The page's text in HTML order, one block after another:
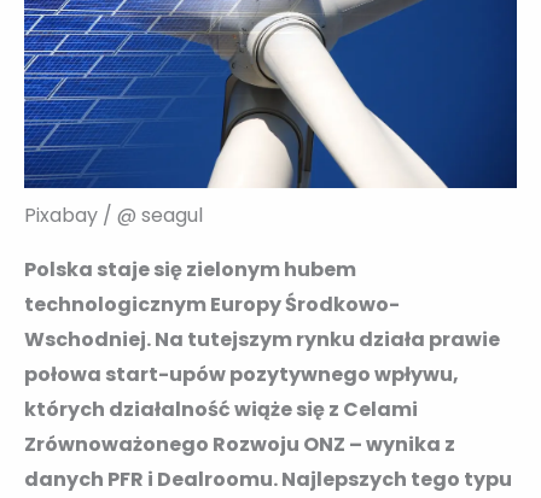
Pixabay / @ seagul
Polska staje się zielonym hubem
technologicznym Europy Środkowo-
Wschodniej. Na tutejszym rynku działa prawie
połowa start-upów pozytywnego wpływu,
których działalność wiąże się z Celami
Zrównoważonego Rozwoju ONZ – wynika z
danych PFR i Dealroomu. Najlepszych tego typu